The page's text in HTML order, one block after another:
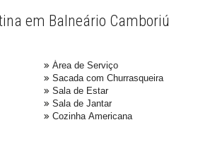
em Balneário Camboriú
Área de Serviço
Sacada com Churrasqueira
Sala de Estar
Sala de Jantar
Cozinha Americana